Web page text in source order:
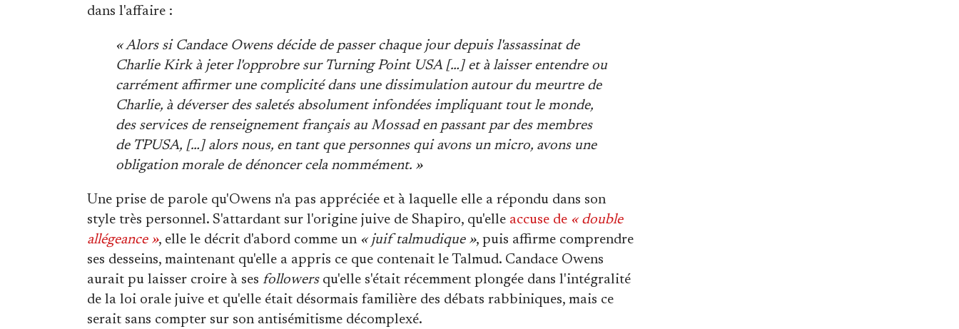
dans l'affaire :
« Alors si Candace Owens décide de passer chaque jour depuis l'assassinat de
Charlie Kirk à jeter l'opprobre sur Turning Point USA […] et à laisser entendre ou
carrément affirmer une complicité dans une dissimulation autour du meurtre de
Charlie, à déverser des saletés absolument infondées impliquant tout le monde,
des services de renseignement français au Mossad en passant par des membres
de TPUSA, […] alors nous, en tant que personnes qui avons un micro, avons une
obligation morale de dénoncer cela nommément. »
Une prise de parole qu'Owens n'a pas appréciée et à laquelle elle a répondu dans son
style très personnel. S'attardant sur l'origine juive de Shapiro, qu'elle accuse de « double
allégeance », elle le décrit d'abord comme un « juif talmudique », puis affirme comprendre
ses desseins, maintenant qu'elle a appris ce que contenait le Talmud. Candace Owens
aurait pu laisser croire à ses followersqu'elle s'était récemment plongée dans l'intégralité
de la loi orale juive et qu'elle était désormais familière des débats rabbiniques, mais ce
serait sans compter sur son antisémitisme décomplexé.